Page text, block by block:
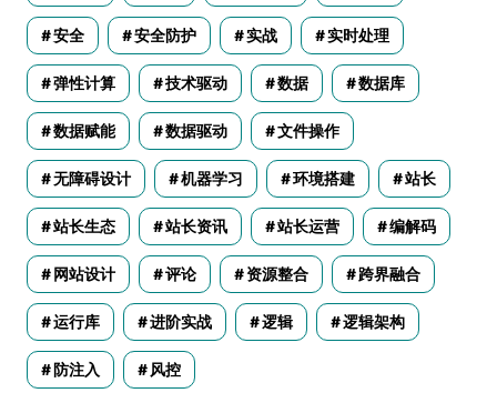
安全 安全防护 实战 实时处理
弹性计算 技术驱动 数据 数据库
数据赋能 数据驱动 文件操作
无障碍设计 机器学习 环境搭建 站长
站长生态 站长资讯 站长运营 编解码
网站设计 评论 资源整合 跨界融合
运行库 进阶实战 逻辑 逻辑架构
防注入 风控